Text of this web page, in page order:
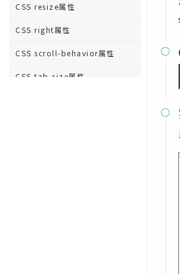
CSS resize属性
CSS right属性
CSS scroll-behavior属性
CSS tab-size属性

